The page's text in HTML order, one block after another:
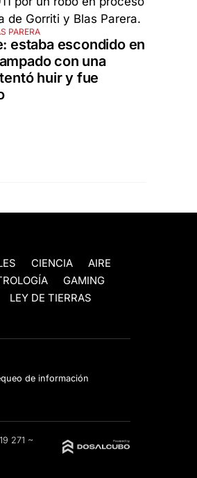
PARERA
estaba escondido en
con una
huir y fue
CIENCIA
AIRE
GAMING
LEY DE TIERRAS
de información
271 ~